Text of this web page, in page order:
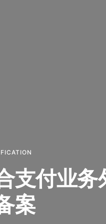
支付业务
案